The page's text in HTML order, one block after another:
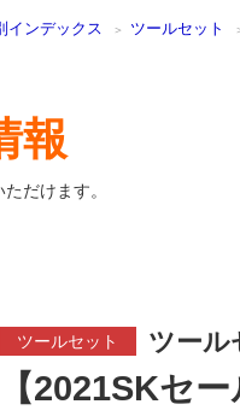
インデックス ツールセット
報
だけます。
ツールセット ツール
【2021SKセ